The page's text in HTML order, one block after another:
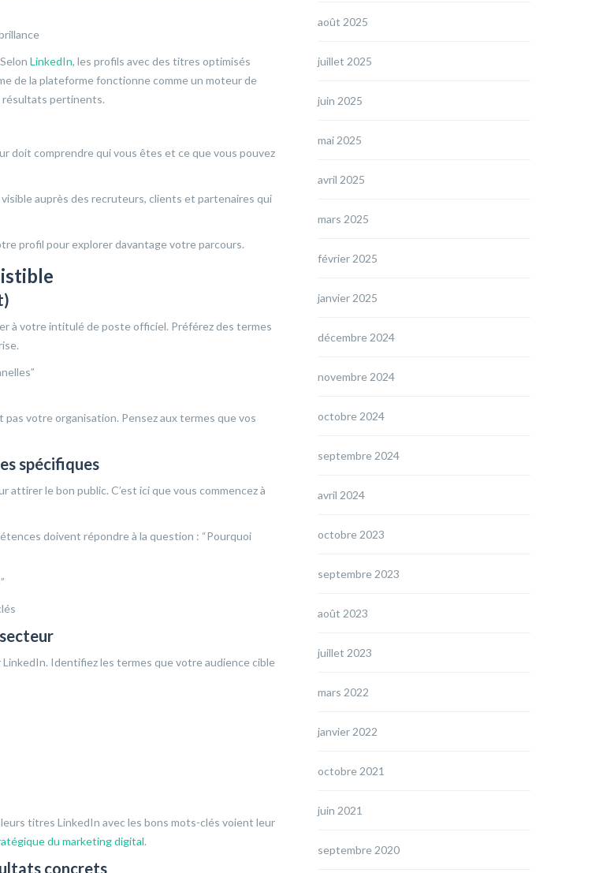
LinkedIn, les profils avec des titres optimisés
de la plateforme fonctionne comme un moteur de
résultats pertinents.
doit comprendre qui vous êtes et ce que vous pouvez
auprès des recruteurs, clients et partenaires qui
profil pour explorer davantage votre parcours.
à votre intitulé de poste officiel. Préférez des termes
pas votre organisation. Pensez aux termes que vos
spécifiques
attirer le bon public. C’est ici que vous commencez à
doivent répondre à la question : “Pourquoi
Identifiez les termes que votre audience cible
titres LinkedIn avec les bons mots-clés voient leur
du marketing digital.
concrets
août 2025
juillet 2025
juin 2025
mai 2025
avril 2025
mars 2025
février 2025
janvier 2025
décembre 2024
novembre 2024
octobre 2024
septembre 2024
avril 2024
octobre 2023
septembre 2023
août 2023
juillet 2023
mars 2022
janvier 2022
octobre 2021
juin 2021
septembre 2020